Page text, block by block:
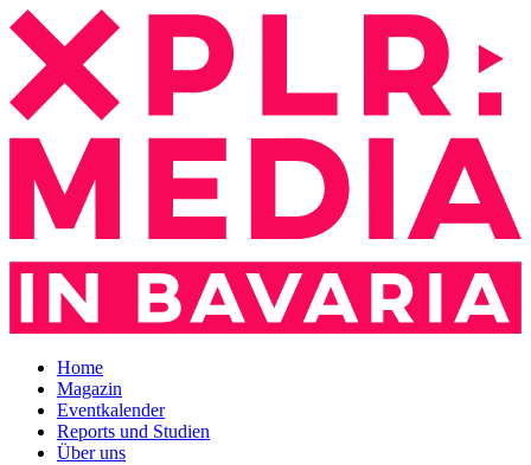
Home
Magazin
Eventkalender
Reports und Studien
Über uns